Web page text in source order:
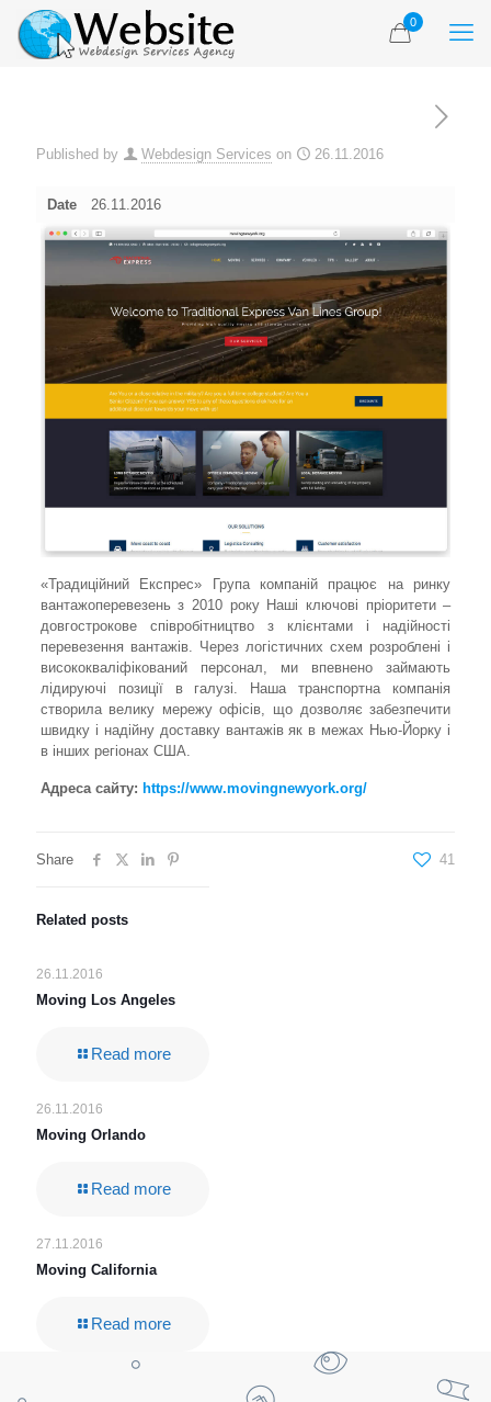
0
Published by Webdesign Services on 26.11.2016
Date 26.11.2016
«Традиційний Експрес» Група компаній працює на ринку
вантажоперевезень з 2010 року Наші ключові пріоритети –
довгострокове співробітництво з клієнтами і надійності
перевезення вантажів. Через логістичних схем розроблені і
висококваліфікований персонал, ми впевнено займають
лідируючі позиції в галузі. Наша транспортна компанія
створила велику мережу офісів, що дозволяє забезпечити
швидку і надійну доставку вантажів як в межах Нью-Йорку і
в інших регіонах США.
Адреса сайту: https://www.movingnewyork.org/
Share 41
Related posts
26.11.2016
Moving Los Angeles
Read more
26.11.2016
Moving Orlando
Read more
27.11.2016
Moving California
Read more